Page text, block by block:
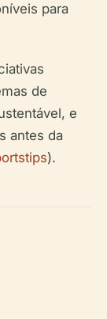
para
de
e
antes da
).